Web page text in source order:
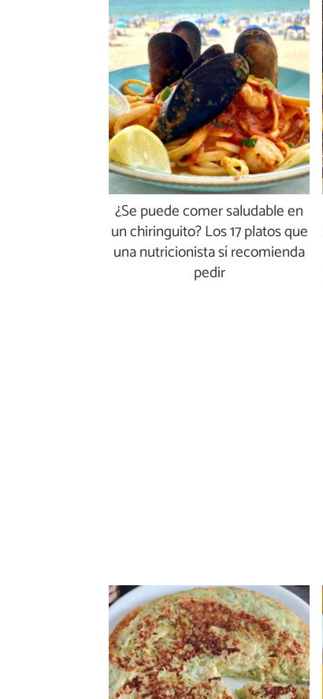
¿Se puede comer saludable en
un chiringuito? Los 17 platos que
una nutricionista sí recomienda
pedir